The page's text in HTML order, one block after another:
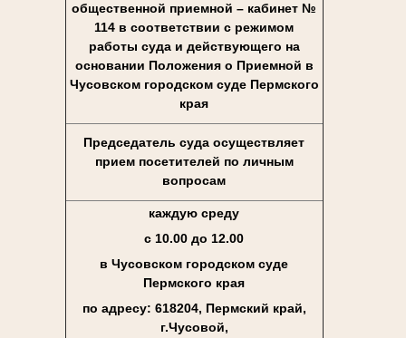
общественной приемной – кабинет №
114 в соответствии с режимом
работы суда и действующего на
основании Положения о Приемной в
Чусовском городском суде Пермского
края
Председатель суда осуществляет
прием посетителей по личным
вопросам
каждую среду
с 10.00 до 12.00
в Чусовском городском суде
Пермского края
по адресу: 618204, Пермский край,
г.Чусовой,